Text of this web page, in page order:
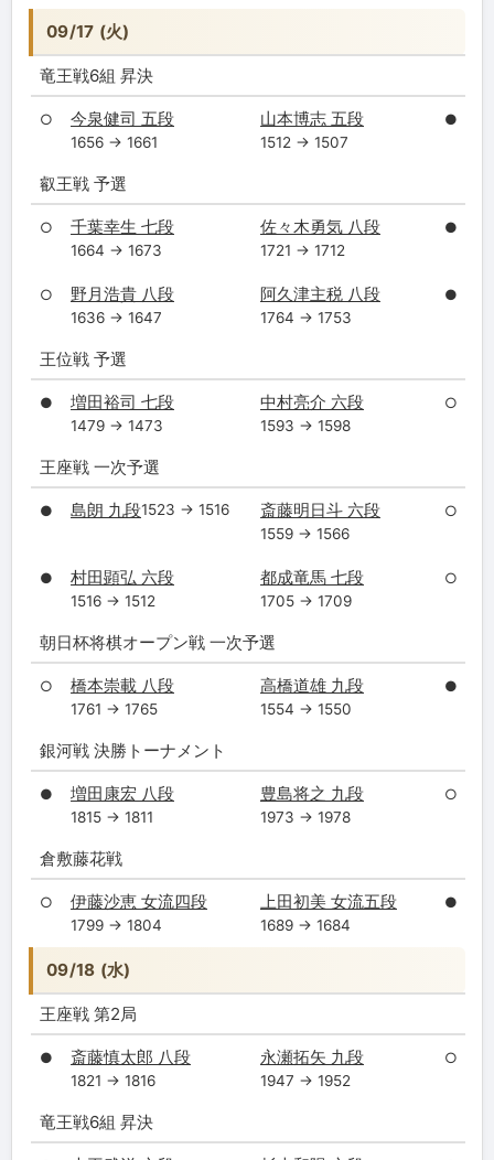
09/17 (火)
竜王戦6組 昇決
○ 今泉健司 五段
1656 → 1661
山本博志 五段
1512 → 1507
●
叡王戦 予選
○ 千葉幸生 七段
1664 → 1673
佐々木勇気 八段
1721 → 1712
●
○ 野月浩貴 八段
1636 → 1647
阿久津主税 八段
1764 → 1753
●
王位戦 予選
● 増田裕司 七段
1479 → 1473
中村亮介 六段
1593 → 1598
○
王座戦 一次予選
● 島朗 九段1523 → 1516 斎藤明日斗 六段
1559 → 1566
○
● 村田顕弘 六段
1516 → 1512
都成竜馬 七段
1705 → 1709
○
朝日杯将棋オープン戦 一次予選
○ 橋本崇載 八段
1761 → 1765
高橋道雄 九段
1554 → 1550
●
銀河戦 決勝トーナメント
● 増田康宏 八段
1815 → 1811
豊島将之 九段
1973 → 1978
○
倉敷藤花戦
○ 伊藤沙恵 女流四段
1799 → 1804
上田初美 女流五段
1689 → 1684
●
09/18 (水)
王座戦 第2局
● 斎藤慎太郎 八段
1821 → 1816
永瀬拓矢 九段
1947 → 1952
○
竜王戦6組 昇決